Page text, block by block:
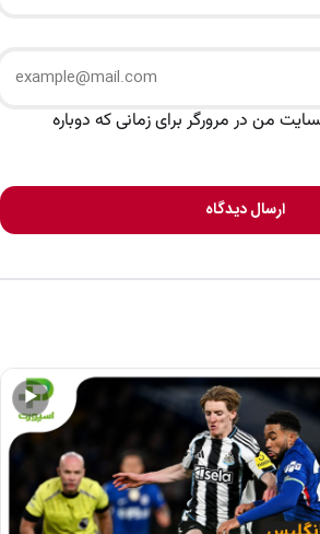
من در مرورگر برای زمانی که دوباره
ارسال دیدگاه
▶